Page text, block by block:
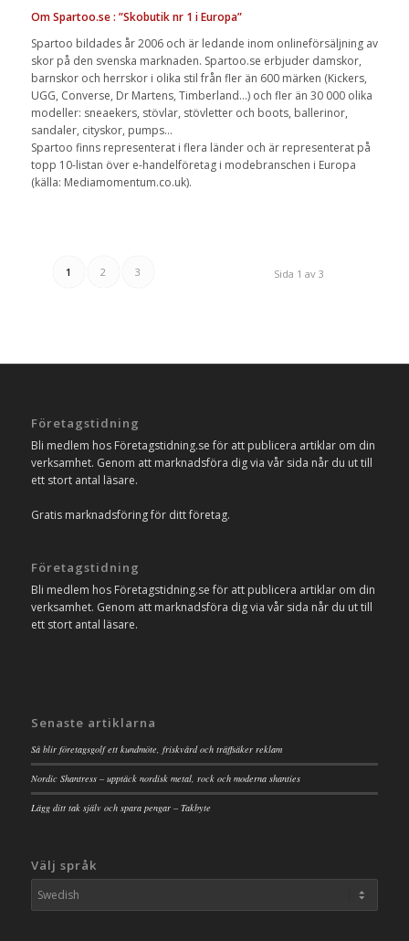
Om Spartoo.se : ”Skobutik nr 1 i Europa”
Spartoo bildades år 2006 och är ledande inom onlineförsäljning av
skor på den svenska marknaden. Spartoo.se erbjuder damskor,
barnskor och herrskor i olika stil från fler än 600 märken (Kickers,
UGG, Converse, Dr Martens, Timberland…) och fler än 30 000 olika
modeller: sneaekers, stövlar, stövletter och boots, ballerinor,
sandaler, cityskor, pumps…
Spartoo finns representerat i flera länder och är representerat på
topp 10-listan över e-handelföretag i modebranschen i Europa
(källa: Mediamomentum.co.uk).
Sida 1 av 3
1 2 3
Företagstidning
Bli medlem hos Företagstidning.se för att publicera artiklar om din
verksamhet. Genom att marknadsföra dig via vår sida når du ut till
ett stort antal läsare.
Gratis marknadsföring för ditt företag.
Företagstidning
Bli medlem hos Företagstidning.se för att publicera artiklar om din
verksamhet. Genom att marknadsföra dig via vår sida når du ut till
ett stort antal läsare.
Senaste artiklarna
Så blir företagsgolf ett kundmöte, friskvård och träffsäker reklam
Nordic Shantress – upptäck nordisk metal, rock och moderna shanties
Lägg ditt tak själv och spara pengar – Takbyte
Välj språk